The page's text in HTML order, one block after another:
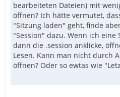
bearbeiteten Dateien) mit
öffnen? Ich hätte vermutet,
"Sitzung laden" geht, finde
"Session" dazu. Wenn ich eine
dann die .session anklicke,
Lesen. Kann man nicht durch
öffnen? Oder so ewtas wie